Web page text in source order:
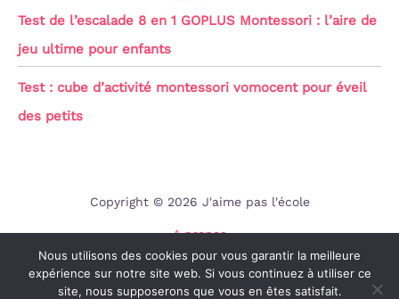
Test de l’escalade 8 en 1 GOPLUS Montessori : l’aire de
jeu ultime pour enfants
Test : cube d’activité montessori vomocent pour éveil
des petits
Copyright © 2026 J'aime pas l'école
A propos
Contact
Mentions légales
Nous utilisons des cookies pour vous garantir la meilleure
expérience sur notre site web. Si vous continuez à utiliser ce
site, nous supposerons que vous en êtes satisfait.